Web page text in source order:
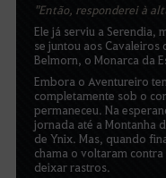
"Então, responderei à
Ele já serviu a Serendia,
se juntou aos Cavaleiros
Belmorn, o Monarca da
Embora o Aventureiro
completamente sob o
permaneceu. Na
jornada até a Montanha
de Ynix. Mas, quando
chama o voltaram
deixar rastros.